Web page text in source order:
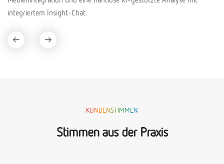
integriertem Insight-Chat.
KUNDENSTIMMEN
Stimmen aus der Praxis